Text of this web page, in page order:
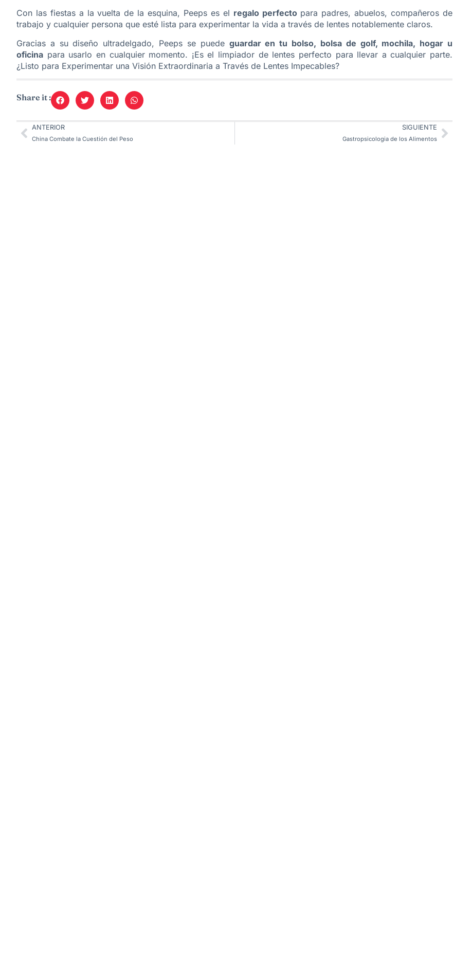
Con las fiestas a la vuelta de la esquina, Peeps es el regalo perfectopara padres, abuelos, compañeros de
trabajo y cualquier persona que esté lista para experimentar la vida a través de lentes notablemente claros.
Gracias a su diseño ultradelgado, Peeps se puede guardar en tu bolso, bolsa de golf, mochila, hogar u
oficina para usarlo en cualquier momento. ¡Es el limpiador de lentes perfecto para llevar a cualquier parte.
¿Listo para Experimentar una Visión Extraordinaria a Través de Lentes Impecables?
Share it :
ANTERIOR
China Combate la Cuestión del Peso
SIGUIENTE
Gastropsicologia de los Alimentos